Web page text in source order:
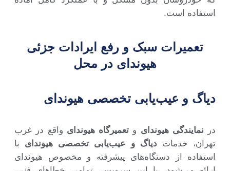
تعمیرات سبک و رفع ایرادات جزئی
هیوندای در محل
استفاده است.
دیاگ و عیب‌یابی تخصصی هیوندای
در نمایندگی هیوندای و تعمیرگاه هیوندای واقع در غرب
تهران، خدماتدیاگ و عیب‌یابی تخصصی هیوندای با
استفاده از دستگاه‌های پیشرفته و مخصوص هیوندای